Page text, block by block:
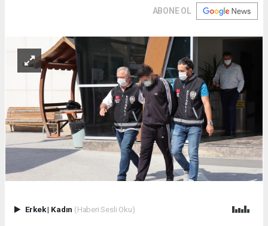
ABONE OL
Erkek| Kadın (Haberi Sesli Oku)